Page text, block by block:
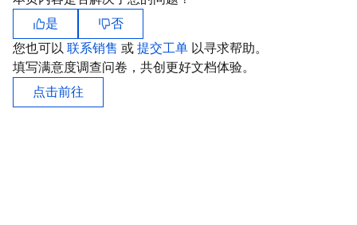
是
否
您也可以 联系销售 或 提交工单 以寻求帮助。
填写满意度调查问卷，共创更好文档体验。
点击前往